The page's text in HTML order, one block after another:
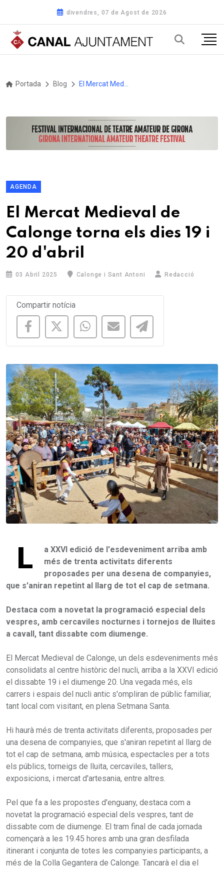
divendres, 07 de Agost de 2026
Portada Blog
AGENDA
El Mercat Medieval de
Calonge torna els dies 19 i
20 d'abril
03 Abril 2025 Calonge i Sant Antoni Redacció
Compartir notícia
L
a XXVI edició de l'esdeveniment arriba amb
més de trenta activitats diferents
proposades per una desena de companyies,
que s'aniran repetint al llarg de tot el cap de setmana.
Destaca com a novetat la programació especial dels
vespres, amb cercaviles nocturnes i tornejos de lluites
a cavall, tant dissabte com diumenge.
El Mercat Medieval de Calonge, un dels esdeveniments més
consolidats al centre històric del nucli, arriba a la XXVI edició
el dissabte 19 i el diumenge 20. Una vegada més, els
carrers i espais del nucli antic s'ompliran de públic familiar,
tant local com visitant, en plena Setmana Santa.
Hi haurà més de trenta activitats diferents, proposades per
una desena de companyies, que s'aniran repetint al llarg de
tot el cap de setmana, amb música, espectacles per a tots
els públics, torneigs de lluita, cercaviles, tallers,
exposicions, i mercat d'artesania, entre altres.
Pel que fa a les propostes d'enguany, destaca com a
novetat la programació especial dels vespres, tant de
dissabte com de diumenge. El tram final de cada jornada
començarà a les 19.45 hores amb una gran desfilada
itinerant i conjunta de totes les companyies participants, a
més de la Colla Gegantera de Calonge. Tancarà el dia el